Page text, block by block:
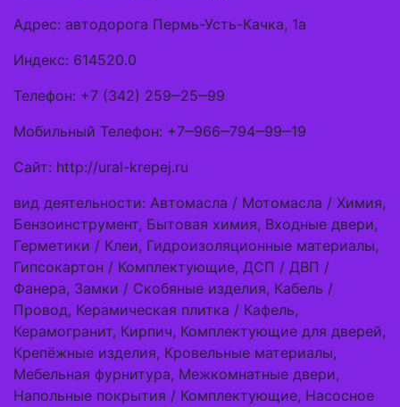
Адрес: автодорога Пермь-Усть-Качка, 1а
Индекс: 614520.0
Телефон: +7 (342) 259‒25‒99
Мобильный Телефон: +7‒966‒794‒99‒19
Сайт: http://ural-krepej.ru
вид деятельности: Автомасла / Мотомасла / Химия,
Бензоинструмент, Бытовая химия, Входные двери,
Герметики / Клеи, Гидроизоляционные материалы,
Гипсокартон / Комплектующие, ДСП / ДВП /
Фанера, Замки / Скобяные изделия, Кабель /
Провод, Керамическая плитка / Кафель,
Керамогранит, Кирпич, Комплектующие для дверей,
Крепёжные изделия, Кровельные материалы,
Мебельная фурнитура, Межкомнатные двери,
Напольные покрытия / Комплектующие, Насосное